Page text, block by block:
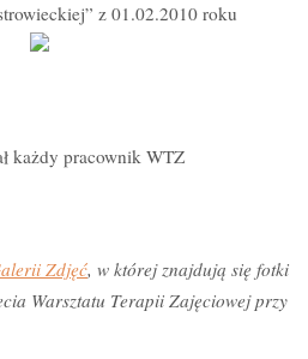
z 01.02.2010 roku
każdy pracownik WTZ
Zdjęć, w której znajdują się fotki
Warsztatu Terapii Zajęciowej przy